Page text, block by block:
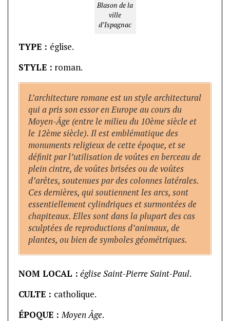
Blason de la
ville
d’Ispagnac
TYPE : église.
STYLE : roman.
L’architecture romane est un style architectural
qui a pris son essor en Europe au cours du
Moyen-Âge (entre le milieu du 10ème siècle et
le 12ème siècle). Il est emblématique des
monuments religieux de cette époque, et se
définit par l’utilisation de voûtes en berceau de
plein cintre, de voûtes brisées ou de voûtes
d’arêtes, soutenues par des colonnes latérales.
Ces dernières, qui soutiennent les arcs, sont
essentiellement cylindriques et surmontées de
chapiteaux. Elles sont dans la plupart des cas
sculptées de reproductions d’animaux, de
plantes, ou bien de symboles géométriques.
NOM LOCAL : église Saint-Pierre Saint-Paul.
CULTE : catholique.
ÉPOQUE :Moyen Âge.